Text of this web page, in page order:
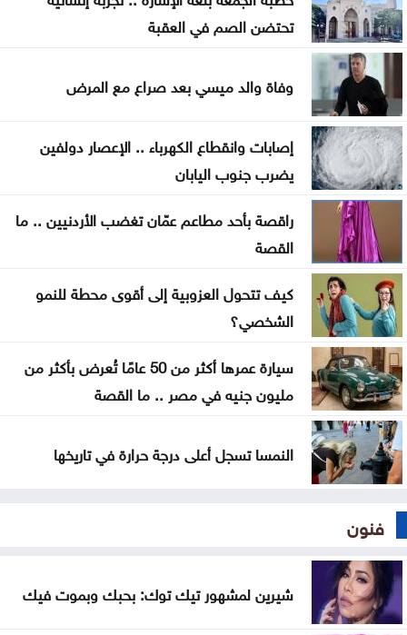
إجراءات أمنية مشددة ضد مطلقي العيارات النارية
بالتوجيهي
مشروع ذكي لإدارة شبكات المياه في الأردن وتحسين
الاستجابة للأعطال
تحتضن الصم في العقبة
وفاة والد ميسي بعد صراع مع المرض
إصابات وانقطاع الكهرباء .. الإعصار دولفين
يضرب جنوب اليابان
راقصة بأحد مطاعم عمّان تغضب الأردنيين .. ما
القصة
كيف تتحول العزوبية إلى أقوى محطة للنمو
الشخصي؟
سيارة عمرها أكثر من 50 عامًا تُعرض بأكثر من
مليون جنيه في مصر .. ما القصة
النمسا تسجل أعلى درجة حرارة في تاريخها
فنون
شيرين لمشهور تيك توك: بحبك وبموت فيك